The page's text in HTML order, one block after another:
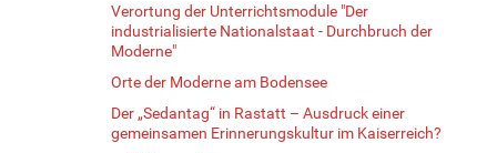
Verortung der Unterrichtsmodule "Der
industrialisierte Nationalstaat - Durchbruch der
Moderne"
Orte der Moderne am Bodensee
Der „Sedantag“ in Rastatt – Ausdruck einer
gemeinsamen Erinnerungskultur im Kaiserreich?